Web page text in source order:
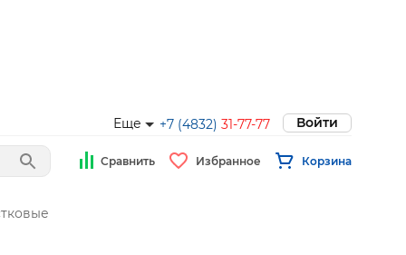
Еще +7 (4832) 31-77-77 Войти
Сравнить Избранное Корзина